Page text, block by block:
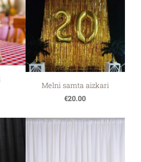
Melni samta aizkari
€20.00